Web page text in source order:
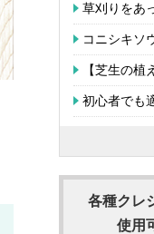
草刈りをあ
コニシキソ
【芝生の植
初心者でも
各種クレ
使用